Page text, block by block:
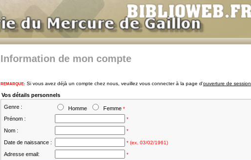
Information de mon compte
REMARQUE: Si vous avez déjà un compte chez nous, veuillez vous connecter à la page d'ouverture de session
Vos détails personnels
Genre : Homme Femme *
Prénom : *
Nom : *
Date de naissance : * (ex. 03/02/1961)
Adresse email: *